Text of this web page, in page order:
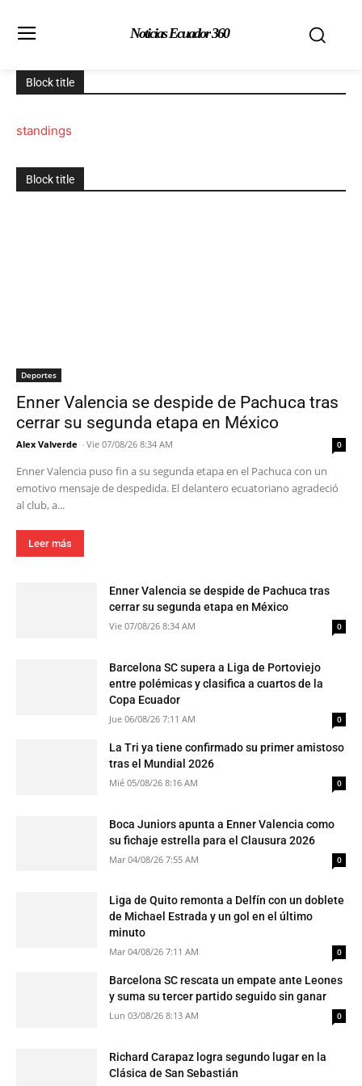
Noticias Ecuador 360
Block title
standings
Block title
Deportes
Enner Valencia se despide de Pachuca tras
cerrar su segunda etapa en México
Alex Valverde - Vie 07/08/26 8:34 AM 0
Enner Valencia puso fin a su segunda etapa en el Pachuca con un
emotivo mensaje de despedida. El delantero ecuatoriano agradeció
al club, a...
Leer más
Enner Valencia se despide de Pachuca tras
cerrar su segunda etapa en México
Vie 07/08/26 8:34 AM 0
Barcelona SC supera a Liga de Portoviejo
entre polémicas y clasifica a cuartos de la
Copa Ecuador
Jue 06/08/26 7:11 AM 0
La Tri ya tiene confirmado su primer amistoso
tras el Mundial 2026
Mié 05/08/26 8:16 AM 0
Boca Juniors apunta a Enner Valencia como
su fichaje estrella para el Clausura 2026
Mar 04/08/26 7:55 AM 0
Liga de Quito remonta a Delfín con un doblete
de Michael Estrada y un gol en el último
minuto
Mar 04/08/26 7:11 AM 0
Barcelona SC rescata un empate ante Leones
y suma su tercer partido seguido sin ganar
Lun 03/08/26 8:13 AM 0
Richard Carapaz logra segundo lugar en la
Clásica de San Sebastián